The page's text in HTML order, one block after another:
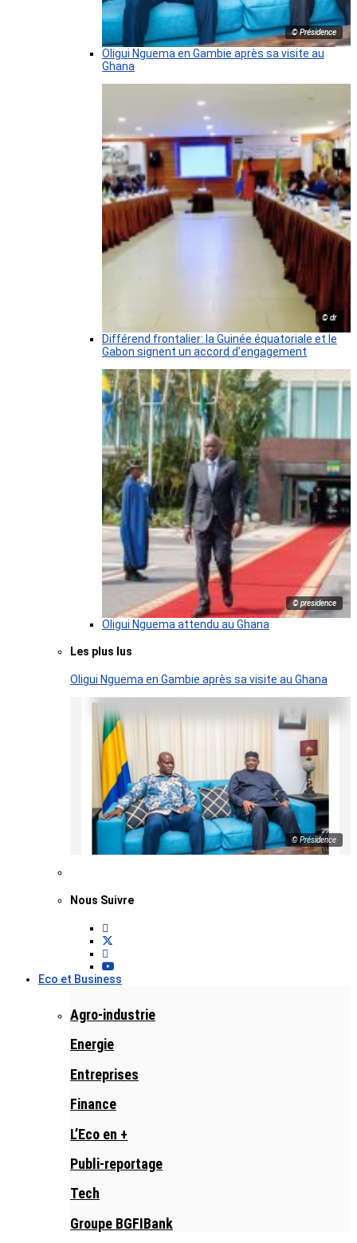
© Présidence
Oligui Nguema en Gambie après sa visite au
Ghana
© dr
Différend frontalier: la Guinée équatoriale et le
Gabon signent un accord d’engagement
© presidence
Oligui Nguema attendu au Ghana
Les plus lus
Oligui Nguema en Gambie après sa visite au Ghana
© Présidence
Nous Suivre
Eco et Business
Agro-industrie
Energie
Entreprises
Finance
L’Eco en +
Publi-reportage
Tech
Groupe BGFIBank